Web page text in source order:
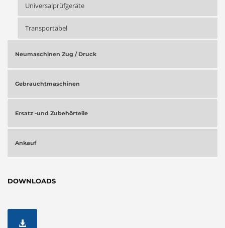
Universalprüfgeräte
Transportabel
Neumaschinen Zug / Druck
Gebrauchtmaschinen
Ersatz -und Zubehörteile
Ankauf
DOWNLOADS